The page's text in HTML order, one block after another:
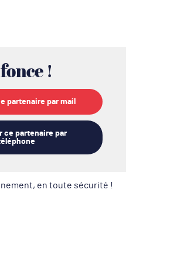
fonce !
partenaire par mail
ce partenaire par
en toute sécurité !